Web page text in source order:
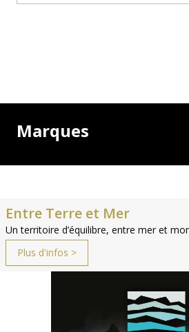
Marques
Entre Terre et Mer
Un territoire d’équilibre, entre mer et
Plus d'infos >